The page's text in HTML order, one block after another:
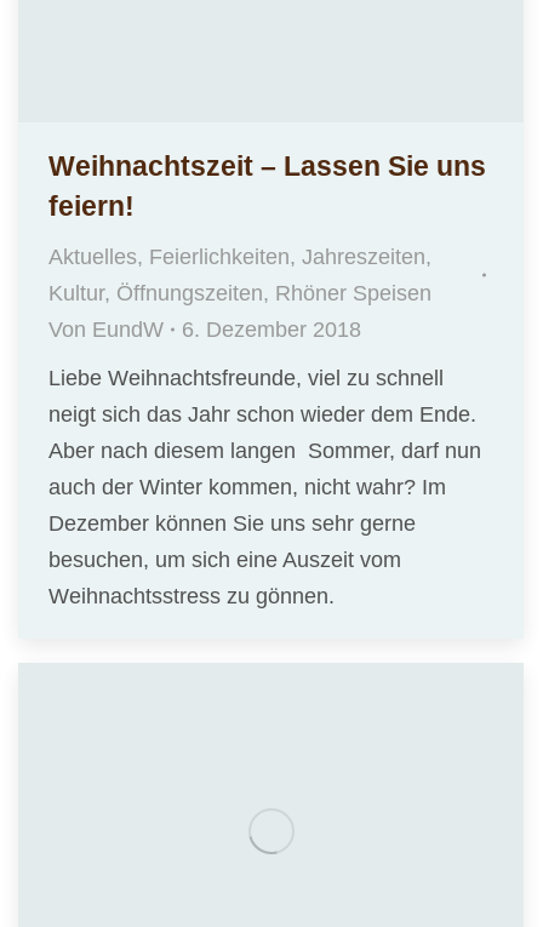
Weihnachtszeit – Lassen Sie uns
feiern!
Aktuelles, Feierlichkeiten, Jahreszeiten,
Kultur, Öffnungszeiten, Rhöner Speisen
Von EundW
6. Dezember 2018
Liebe Weihnachtsfreunde, viel zu schnell
neigt sich das Jahr schon wieder dem Ende.
Aber nach diesem langen Sommer, darf nun
auch der Winter kommen, nicht wahr? Im
Dezember können Sie uns sehr gerne
besuchen, um sich eine Auszeit vom
Weihnachtsstress zu gönnen.